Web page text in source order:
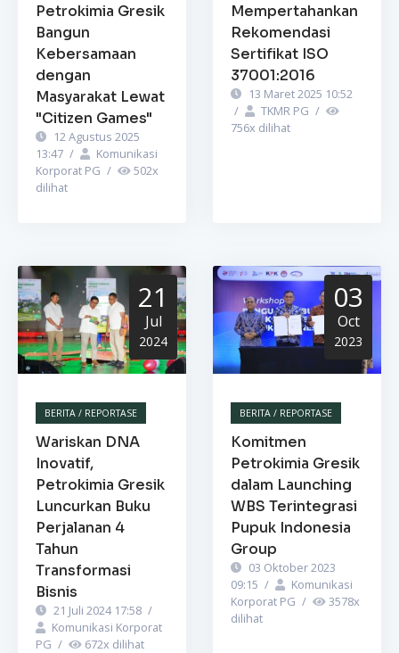
Petrokimia Gresik
Bangun
Kebersamaan
dengan
Masyarakat Lewat
"Citizen Games"
12 Agustus 2025
13:47 /
Komunikasi
Korporat PG / 502x
dilihat
Mempertahankan
Rekomendasi
Sertifikat ISO
37001:2016
13 Maret 2025 10:52
/
TKMR PG /
756x dilihat
21
Jul
2024
BERITA / REPORTASE
Wariskan DNA
Inovatif,
Petrokimia Gresik
Luncurkan Buku
Perjalanan 4
Tahun
Transformasi
Bisnis
21 Juli 2024 17:58 /
Komunikasi Korporat
PG / 672x dilihat
03
Oct
2023
BERITA / REPORTASE
Komitmen
Petrokimia Gresik
dalam Launching
WBS Terintegrasi
Pupuk Indonesia
Group
03 Oktober 2023
09:15 /
Komunikasi
Korporat PG / 3578x
dilihat